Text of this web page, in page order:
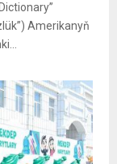
Amerikanyň